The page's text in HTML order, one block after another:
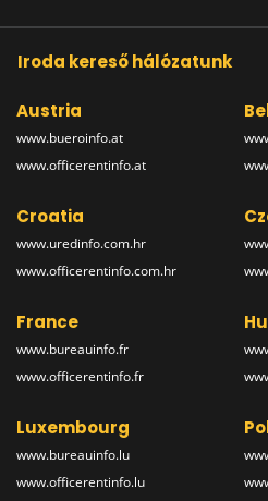
Iroda kereső hálózatunk
Austria
www.bueroinfo.at
www.officerentinfo.at
Croatia
www.uredinfo.com.hr
www.officerentinfo.com.hr
France
www.bureauinfo.fr
www.officerentinfo.fr
Luxembourg
www.bureauinfo.lu
www.officerentinfo.lu